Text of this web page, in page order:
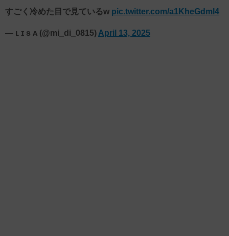
すごく冷めた目で見ているw pic.twitter.com/a1KheGdml4
— ʟ ɪ s ᴀ (@mi_di_0815) April 13, 2025